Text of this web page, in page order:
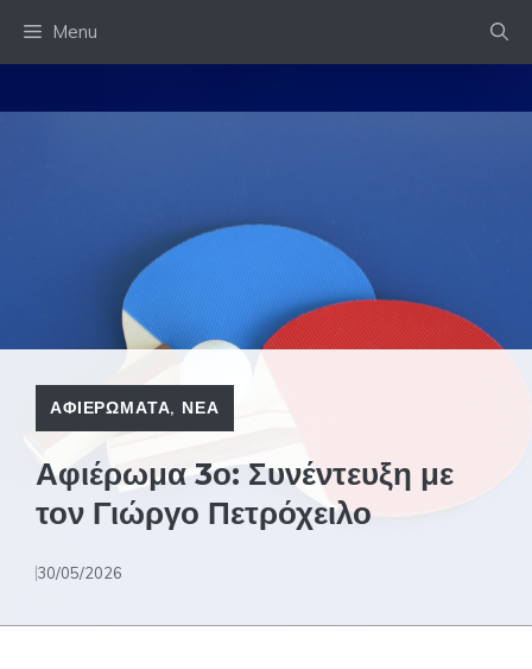
Menu
ΑΦΙΕΡΩΜΑΤΑ, ΝΕΑ
Αφιέρωμα 3ο: Συνέντευξη με
τον Γιώργο Πετρόχειλο
30/05/2026